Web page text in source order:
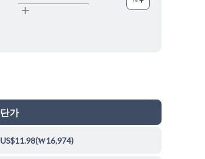
단가
US$11.98(₩16,974)